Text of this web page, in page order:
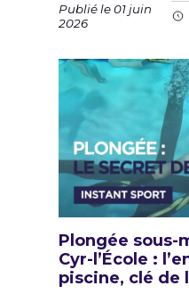
Publié le 01 juin
2026
Plongée sous-
Cyr-l’École :
piscine, clé de